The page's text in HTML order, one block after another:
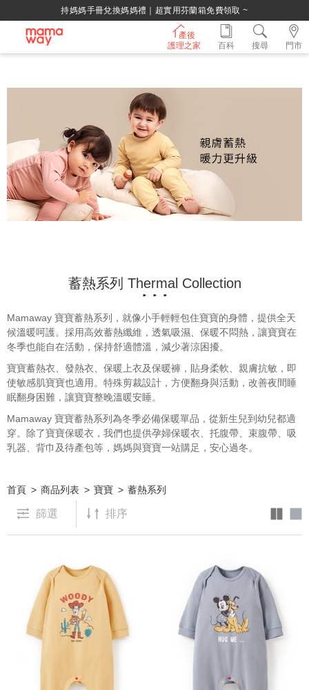
蘭箱免費領取 ~ 綁定LINE好友，500購
產後
護理之家
門市
百科 搜尋
蓄熱系列 Thermal Collection
Mamaway 寶寶蓄熱系列，就像小手輕輕包住寶寶的身體，提供全天
候溫暖呵護。採用高效蓄熱纖維，透氣吸濕、保暖不悶熱，讓寶寶在
冬季也能自在活動，保持舒適體溫，減少著涼困擾。
寶寶蓄熱衣、發熱衣、保暖上衣及保暖褲，貼身柔軟、親膚抗敏，即
使敏感肌寶寶也適用。特殊剪裁設計，方便翻身與活動，改善夜間睡
眠翻身困難，讓寶寶整晚溫暖安睡。
Mamaway 寶寶蓄熱系列為冬季必備保暖單品，從新生兒到幼兒都適
穿。除了寶寶保暖衣，我們也提供孕婦保暖衣、托腹帶、束腹帶、吸
乳器、背巾及待產包等，媽媽與寶寶一站購足，安心過冬。
首頁 商品列表 寶寶 蓄熱系列
篩選